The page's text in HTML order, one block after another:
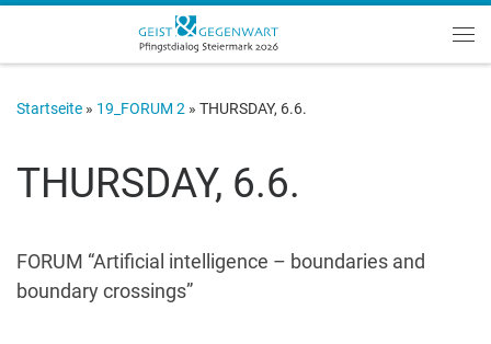
Zum Inhalt springen
Startseite » 19_FORUM 2 » THURSDAY, 6.6.
THURSDAY, 6.6.
FORUM “Artificial intelligence – boundaries and
boundary crossings”